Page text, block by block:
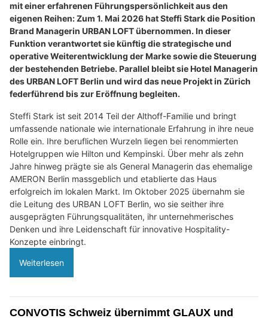
mit einer erfahrenen Führungspersönlichkeit aus den
eigenen Reihen: Zum 1. Mai 2026 hat Steffi Stark die Position
Brand Managerin URBAN LOFT übernommen. In dieser
Funktion verantwortet sie künftig die strategische und
operative Weiterentwicklung der Marke sowie die Steuerung
der bestehenden Betriebe. Parallel bleibt sie Hotel Managerin
des URBAN LOFT Berlin und wird das neue Projekt in Zürich
federführend bis zur Eröffnung begleiten.
Steffi Stark ist seit 2014 Teil der Althoff-Familie und bringt
umfassende nationale wie internationale Erfahrung in ihre neue
Rolle ein. Ihre beruflichen Wurzeln liegen bei renommierten
Hotelgruppen wie Hilton und Kempinski. Über mehr als zehn
Jahre hinweg prägte sie als General Managerin das ehemalige
AMERON Berlin massgeblich und etablierte das Haus
erfolgreich im lokalen Markt. Im Oktober 2025 übernahm sie
die Leitung des URBAN LOFT Berlin, wo sie seither ihre
ausgeprägten Führungsqualitäten, ihr unternehmerisches
Denken und ihre Leidenschaft für innovative Hospitality-
Konzepte einbringt.
Weiterlesen
CONVOTIS Schweiz übernimmt GLAUX und